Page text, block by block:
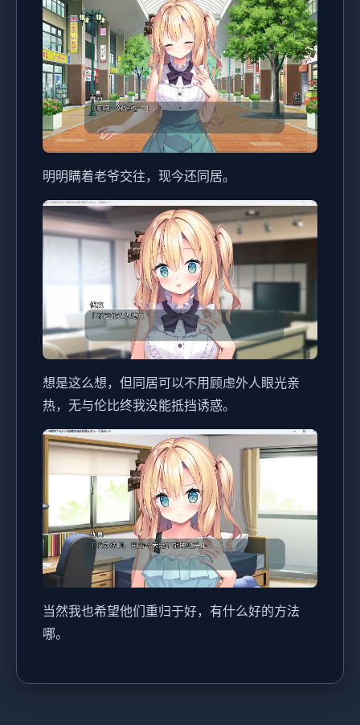
明明瞒着老爷交往，现今还同居。
想是这么想，但同居可以不用顾虑外人眼光亲
热，无与伦比终我没能抵挡诱惑。
当然我也希望他们重归于好，有什么好的方法
哪。